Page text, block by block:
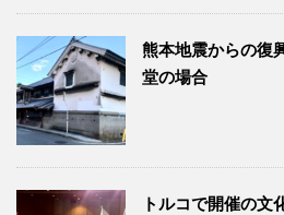
熊本地震からの
堂の場合
トルコで開催の文